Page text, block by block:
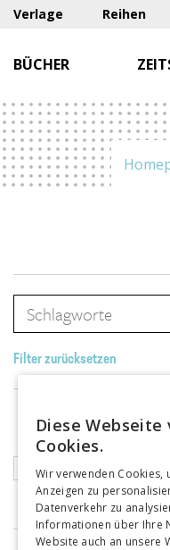
Verlage Reihen
BÜCHER
Filter zurücksetzen
RUBRIK
Buchkapitel
Diese
Cookies.
Wir verwenden Cookies,
Anzeigen zu
Datenverkehr zu
Informationen über Ihre
Website auch an unsere